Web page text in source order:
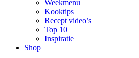
Weekmenu
Kooktips
Recept video’s
Top 10
Inspiratie
Shop